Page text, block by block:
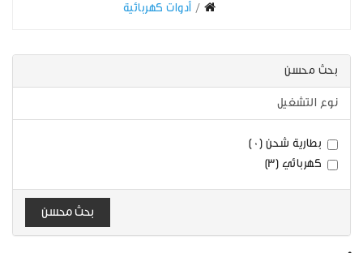
أدوات كهربائية
بحث محسن
نوع التشغيل
بطارية شحن (0)
كهربائي (3)
بحث محسن